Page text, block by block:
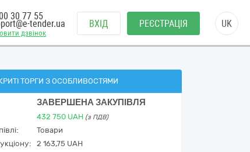
дзвінок
30 77 55
tender.ua ВХІД РЕЄСТРАЦІЯ UK
ТОРГИ З ОСОБЛИВОСТЯМИ
ЗАВЕРШЕНА ЗАКУПІВЛЯ
432 750 UAH (з ПДВ)
Товари
2 163,75 UAH